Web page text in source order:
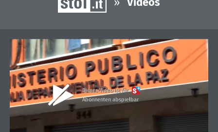
Dieses Video ist für
Abonnenten abspielbar